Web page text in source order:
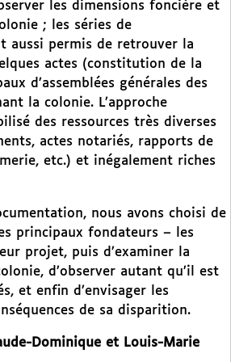
les dimensions foncière et
; les séries de
aussi permis de retrouver la
actes (constitution de la
d’assemblées générales des
la colonie. L’approche
des ressources très diverses
actes notariés, rapports de
etc.) et inégalement riches
nous avons choisi de
principaux fondateurs – les
projet, puis d’examiner la
d’observer autant qu’il est
et enfin d’envisager les
de sa disparition.
Dominique et Louis-Marie